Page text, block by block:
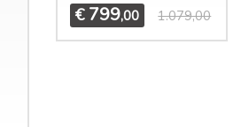
€ 799,00 1.079,00